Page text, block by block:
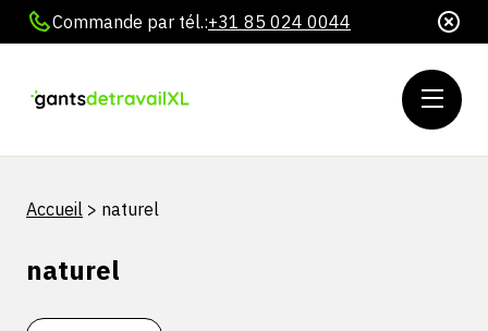
Commande par tél.:+31 85 024 0044
Accueil > naturel
naturel